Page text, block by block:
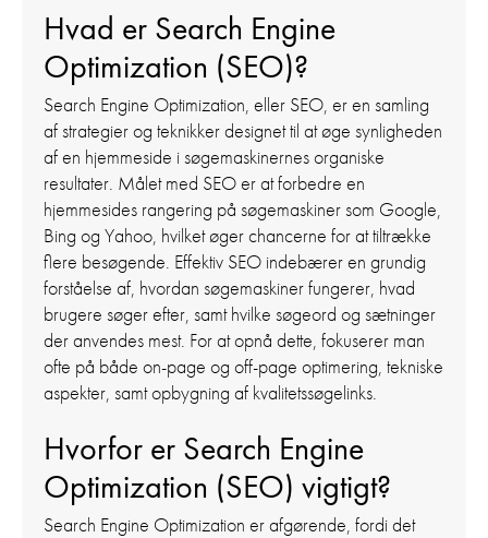
Hvad er Search Engine
Optimization (SEO)?
Search Engine Optimization, eller SEO, er en samling
af strategier og teknikker designet til at øge synligheden
af en hjemmeside i søgemaskinernes organiske
resultater. Målet med SEO er at forbedre en
hjemmesides rangering på søgemaskiner som Google,
Bing og Yahoo, hvilket øger chancerne for at tiltrække
flere besøgende. Effektiv SEO indebærer en grundig
forståelse af, hvordan søgemaskiner fungerer, hvad
brugere søger efter, samt hvilke søgeord og sætninger
der anvendes mest. For at opnå dette, fokuserer man
ofte på både on-page og off-page optimering, tekniske
aspekter, samt opbygning af kvalitetssøgelinks.
Hvorfor er Search Engine
Optimization (SEO) vigtigt?
Search Engine Optimization er afgørende, fordi det